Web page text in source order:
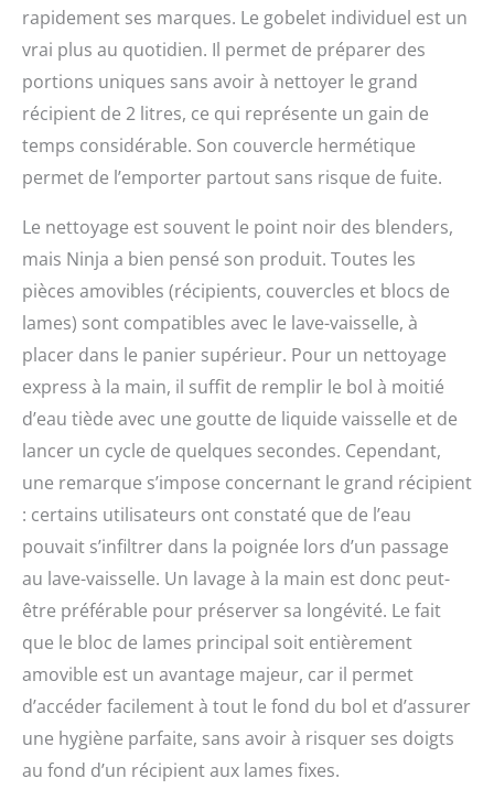
rapidement ses marques. Le gobelet individuel est un
vrai plus au quotidien. Il permet de préparer des
portions uniques sans avoir à nettoyer le grand
récipient de 2 litres, ce qui représente un gain de
temps considérable. Son couvercle hermétique
permet de l’emporter partout sans risque de fuite.
Le nettoyage est souvent le point noir des blenders,
mais Ninja a bien pensé son produit. Toutes les
pièces amovibles (récipients, couvercles et blocs de
lames) sont compatibles avec le lave-vaisselle, à
placer dans le panier supérieur. Pour un nettoyage
express à la main, il suffit de remplir le bol à moitié
d’eau tiède avec une goutte de liquide vaisselle et de
lancer un cycle de quelques secondes. Cependant,
une remarque s’impose concernant le grand récipient
: certains utilisateurs ont constaté que de l’eau
pouvait s’infiltrer dans la poignée lors d’un passage
au lave-vaisselle. Un lavage à la main est donc peut-
être préférable pour préserver sa longévité. Le fait
que le bloc de lames principal soit entièrement
amovible est un avantage majeur, car il permet
d’accéder facilement à tout le fond du bol et d’assurer
une hygiène parfaite, sans avoir à risquer ses doigts
au fond d’un récipient aux lames fixes.